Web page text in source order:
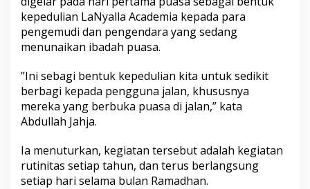
kepedulian LaNyalla Academia kepada para
pengemudi dan pengendara yang sedang
menunaikan ibadah puasa.
”Ini sebagi bentuk kepedulian kita untuk sedikit
berbagi kepada pengguna jalan, khususnya
mereka yang berbuka puasa di jalan,” kata
Abdullah Jahja.
Ia menuturkan, kegiatan tersebut adalah kegiatan
rutinitas setiap tahun, dan terus berlangsung
setiap hari selama bulan Ramadhan.